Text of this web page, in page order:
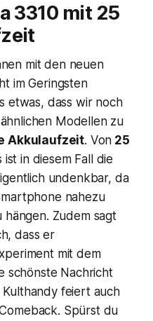
3310 mit 25
mit den neuen
im Geringsten
etwas, dass wir noch
Modellen zu
Akkulaufzeit. Von 25
in diesem Fall die
undenkbar, da
nahezu
Zudem sagt
dass er
mit dem
schönste Nachricht
feiert auch
Spürst du